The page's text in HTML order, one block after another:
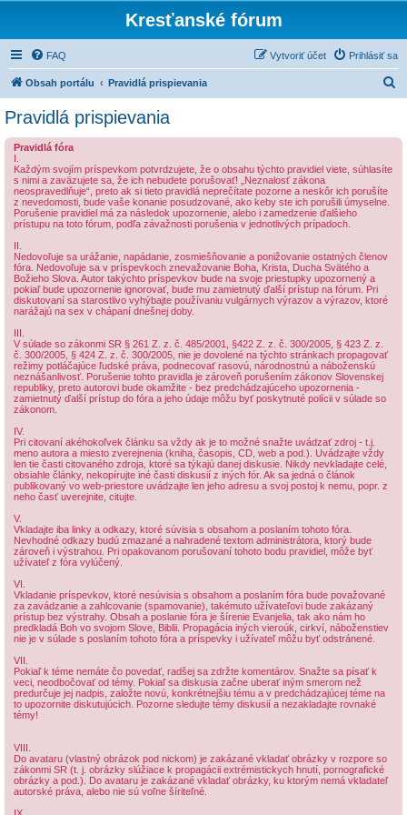
Kresťanské fórum
FAQ Prihlásiť sa
Vytvoriť účet
Obsah portálu Pravidlá prispievania
Pravidlá prispievania
Pravidlá fóra
I.
Každým svojím príspevkom potvrdzujete, že o obsahu týchto pravidiel viete, súhlasíte
s nimi a zaväzujete sa, že ich nebudete porušovať! „Neznalosť zákona
neospravedlňuje“, preto ak si tieto pravidlá neprečítate pozorne a neskôr ich porušíte
z nevedomosti, bude vaše konanie posudzované, ako keby ste ich porušili úmyselne.
Porušenie pravidiel má za následok upozornenie, alebo i zamedzenie ďalšieho
prístupu na toto fórum, podľa závažnosti porušenia v jednotlivých prípadoch.
II.
Nedovoľuje sa urážanie, napádanie, zosmiešňovanie a ponižovanie ostatných členov
fóra. Nedovoľuje sa v príspevkoch znevažovanie Boha, Krista, Ducha Svätého a
Božieho Slova. Autor takýchto príspevkov bude na svoje priestupky upozornený a
pokiaľ bude upozornenie ignorovať, bude mu zamietnutý ďalší prístup na fórum. Pri
diskutovaní sa starostlivo vyhýbajte používaniu vulgárnych výrazov a výrazov, ktoré
narážajú na sex v chápaní dnešnej doby.
III.
V súlade so zákonmi SR § 261 Z. z. č. 485/2001, §422 Z. z. č. 300/2005, § 423 Z. z.
č. 300/2005, § 424 Z. z. č. 300/2005, nie je dovolené na týchto stránkach propagovať
režimy potláčajúce ľudské práva, podnecovať rasovú, národnostnú a náboženskú
neznášanlivosť. Porušenie tohto pravidla je zároveň porušením zákonov Slovenskej
republiky, preto autorovi bude okamžite - bez predchádzajúceho upozornenia -
zamietnutý ďalší prístup do fóra a jeho údaje môžu byť poskytnuté polícii v súlade so
zákonom.
IV.
Pri citovaní akéhokoľvek článku sa vždy ak je to možné snažte uvádzať zdroj - t.j.
meno autora a miesto zverejnenia (kniha, časopis, CD, web a pod.). Uvádzajte vždy
len tie časti citovaného zdroja, ktoré sa týkajú danej diskusie. Nikdy nevkladajte celé,
obsiahle články, nekopírujte iné časti diskusií z iných fór. Ak sa jedná o článok
publikovaný vo web-priestore uvádzajte len jeho adresu a svoj postoj k nemu, popr. z
neho časť uverejnite, citujte.
V.
Vkladajte iba linky a odkazy, ktoré súvisia s obsahom a poslaním tohoto fóra.
Nevhodné odkazy budú zmazané a nahradené textom administrátora, ktorý bude
zároveň i výstrahou. Pri opakovanom porušovaní tohoto bodu pravidiel, môže byť
užívateľ z fóra vylúčený.
VI.
Vkladanie príspevkov, ktoré nesúvisia s obsahom a poslaním fóra bude považované
za zavádzanie a zahlcovanie (spamovanie), takémuto užívateľovi bude zakázaný
prístup bez výstrahy. Obsah a poslanie fóra je šírenie Evanjelia, tak ako nám ho
predkladá Boh vo svojom Slove, Biblii. Propagácia iných vieroúk, cirkví, náboženstiev
nie je v súlade s poslaním tohoto fóra a príspevky i užívateľ môžu byť odstránené.
VII.
Pokiaľ k téme nemáte čo povedať, radšej sa zdržte komentárov. Snažte sa písať k
veci, neodbočovať od témy. Pokiaľ sa diskusia začne uberať iným smerom než
predurčuje jej nadpis, založte novú, konkrétnejšiu tému a v predchádzajúcej téme na
to upozornite diskutujúcich. Pozorne sledujte témy diskusií a nezakladajte rovnaké
témy!
VIII.
Do avataru (vlastný obrázok pod nickom) je zakázané vkladať obrázky v rozpore so
zákonmi SR (t. j. obrázky slúžiace k propagácii extrémistickych hnutí, pornografické
obrázky a pod.). Do avataru je zakázané vkladať obrázky, ku ktorým nemá vkladateľ
autorské práva, alebo nie sú voľne šíriteľné.